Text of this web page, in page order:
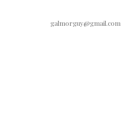
galmorguy@gmail.com